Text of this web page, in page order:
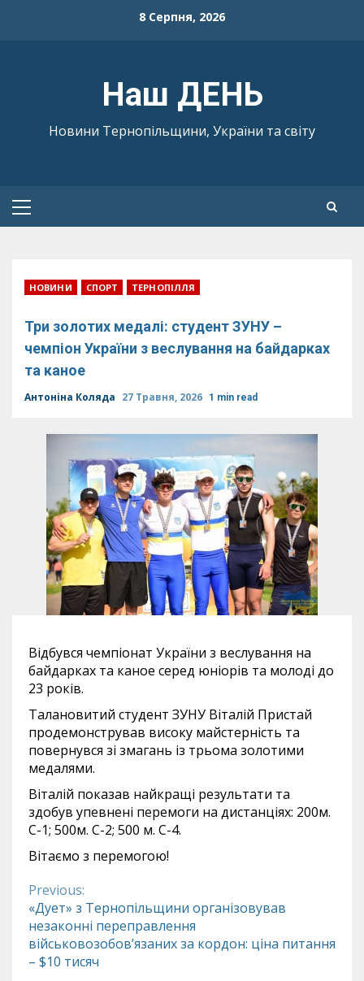
8 Серпня, 2026
Наш ДЕНЬ
Новини Тернопільщини, України та світу
Primary
НОВИНИ СПОРТ ТЕРНОПІЛЛЯ
Три золотих медалі: студент ЗУНУ –
чемпіон України з веслування на байдарках
та каное
Антоніна Коляда 27 Травня, 2026 1 min read
Відбувся чемпіонат України з веслування на
байдарках та каное серед юніорів та молоді до
23 років.
Талановитий студент ЗУНУ Віталій Пристай
продемонстрував високу майстерність та
повернувся зі змагань із трьома золотими
медалями.
Віталій показав найкращі результати та
здобув упевнені перемоги на дистанціях: 200м.
С-1; 500м. С-2; 500 м. С-4.
Вітаємо з перемогою!
Continue
Reading
Previous:
«Дует» з Тернопільщини організовував
незаконні переправлення
військовозобов’язаних за кордон: ціна питання
– $10 тисяч